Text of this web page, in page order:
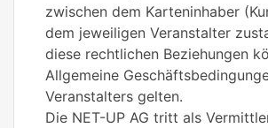
zwischen dem Karteninhaber
dem jeweiligen Veranstalter
diese rechtlichen Beziehungen
Allgemeine
Veranstalters gelten.
Die NET-UP AG tritt als